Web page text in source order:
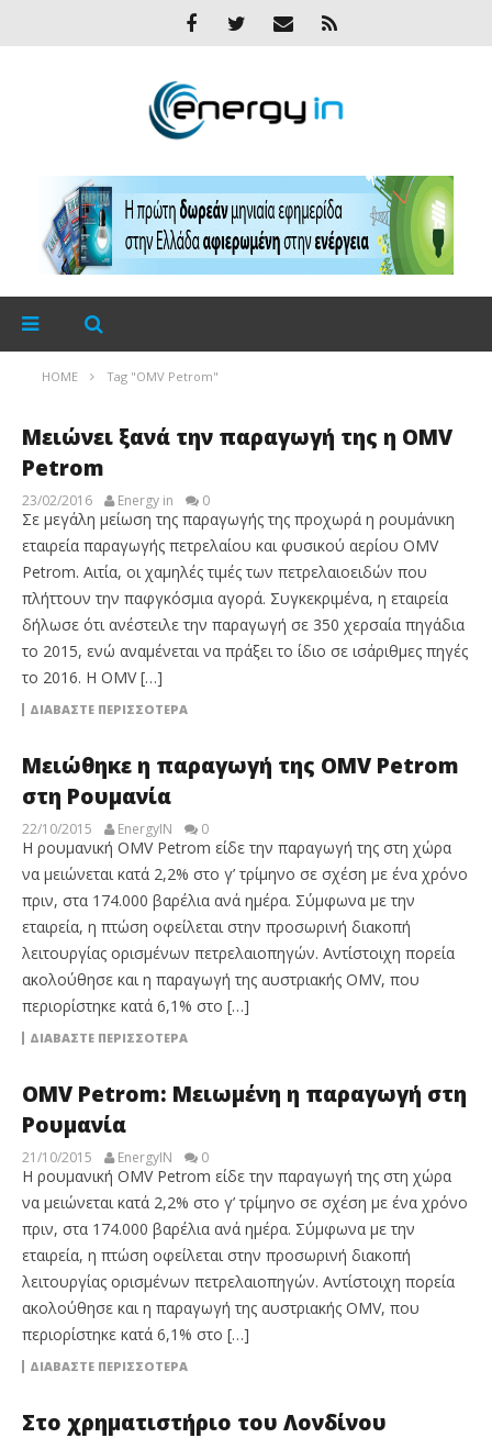
HOME Tag "OMV Petrom"
Μειώνει ξανά την παραγωγή της η OMV
Petrom
23/02/2016 Energy in 0
Σε μεγάλη μείωση της παραγωγής της προχωρά η ρουμάνικη
εταιρεία παραγωγής πετρελαίου και φυσικού αερίου OMV
Petrom. Αιτία, οι χαμηλές τιμές των πετρελαιοειδών που
πλήττουν την παφγκόσμια αγορά. Συγκεκριμένα, η εταιρεία
δήλωσε ότι ανέστειλε την παραγωγή σε 350 χερσαία πηγάδια
το 2015, ενώ αναμένεται να πράξει το ίδιο σε ισάριθμες πηγές
το 2016. Η OMV […]
ΔΙΑΒΆΣΤΕ ΠΕΡΙΣΣΌΤΕΡΑ
Μειώθηκε η παραγωγή της OMV Petrom
στη Ρουμανία
22/10/2015 EnergyIN 0
Η ρουμανική OMV Petrom είδε την παραγωγή της στη χώρα
να μειώνεται κατά 2,2% στο γ’ τρίμηνο σε σχέση με ένα χρόνο
πριν, στα 174.000 βαρέλια ανά ημέρα. Σύμφωνα με την
εταιρεία, η πτώση οφείλεται στην προσωρινή διακοπή
λειτουργίας ορισμένων πετρελαιοπηγών. Αντίστοιχη πορεία
ακολούθησε και η παραγωγή της αυστριακής OMV, που
περιορίστηκε κατά 6,1% στο […]
ΔΙΑΒΆΣΤΕ ΠΕΡΙΣΣΌΤΕΡΑ
OMV Petrom: Μειωμένη η παραγωγή στη
Ρουμανία
21/10/2015 EnergyIN 0
Η ρουμανική OMV Petrom είδε την παραγωγή της στη χώρα
να μειώνεται κατά 2,2% στο γ’ τρίμηνο σε σχέση με ένα χρόνο
πριν, στα 174.000 βαρέλια ανά ημέρα. Σύμφωνα με την
εταιρεία, η πτώση οφείλεται στην προσωρινή διακοπή
λειτουργίας ορισμένων πετρελαιοπηγών. Αντίστοιχη πορεία
ακολούθησε και η παραγωγή της αυστριακής OMV, που
περιορίστηκε κατά 6,1% στο […]
ΔΙΑΒΆΣΤΕ ΠΕΡΙΣΣΌΤΕΡΑ
Στο χρηματιστήριο του Λονδίνου